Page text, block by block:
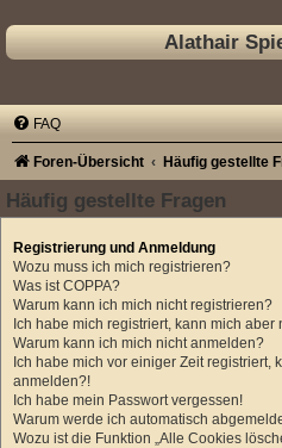
Alathair
FAQ
Foren-Übersicht Häufig gestellte
Häufig gestellte Fragen
Registrierung und Anmeldung
Wozu muss ich mich registrieren?
Was ist COPPA?
Warum kann ich mich nicht registrieren?
Ich habe mich registriert, kann mich aber
Warum kann ich mich nicht anmelden?
Ich habe mich vor einiger Zeit registriert,
anmelden?!
Ich habe mein Passwort vergessen!
Warum werde ich automatisch
Wozu ist die Funktion „Alle Cookies